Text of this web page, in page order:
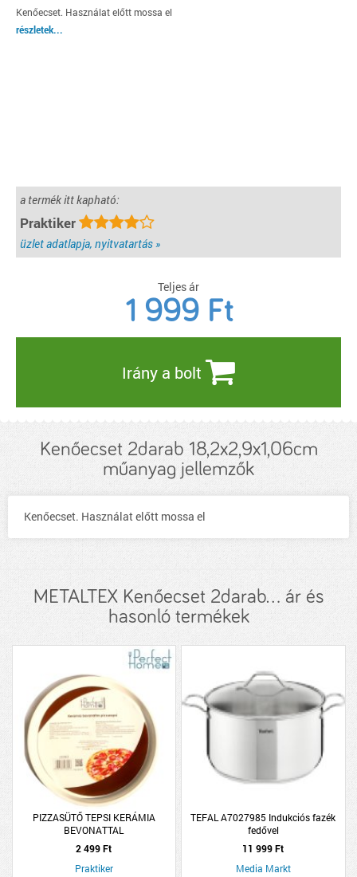
Kenőecset. Használat előtt mossa el
részletek...
a termék itt kapható:
Praktiker
üzlet adatlapja, nyitvatartás »
Teljes ár
1 999 Ft
Irány a bolt
Kenőecset 2darab 18,2x2,9x1,06cm
műanyag jellemzők
Kenőecset. Használat előtt mossa el
METALTEX Kenőecset 2darab... ár és
hasonló termékek
PIZZASÜTŐ TEPSI KERÁMIA
BEVONATTAL
2 499 Ft
Praktiker
TEFAL A7027985 Indukciós fazék
fedővel
11 999 Ft
Media Markt